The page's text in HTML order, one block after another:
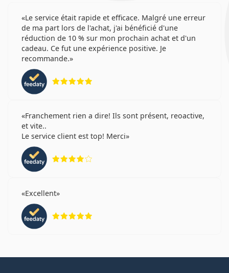
Le service était rapide et efficace. Malgré une erreur
de ma part lors de l'achat, j'ai bénéficié d'une
réduction de 10 % sur mon prochain achat et d'un
cadeau. Ce fut une expérience positive. Je
recommande.
Franchement rien a dire! Ils sont présent, reoactive,
et vite..
Le service client est top! Merci
Excellent